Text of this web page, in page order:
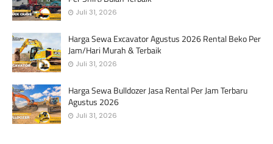
Juli 31, 2026
Harga Sewa Excavator Agustus 2026 Rental Beko Per
Jam/Hari Murah & Terbaik
Juli 31, 2026
Harga Sewa Bulldozer Jasa Rental Per Jam Terbaru
Agustus 2026
Juli 31, 2026